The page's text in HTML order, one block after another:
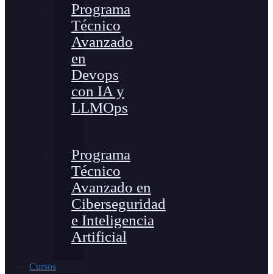
Programa
Técnico
Avanzado
en
Devops
con IA y
LLMOps
Programa
Técnico
Avanzado en
Ciberseguridad
e Inteligencia
Artificial
Cursos